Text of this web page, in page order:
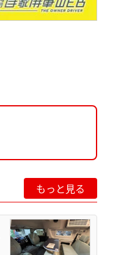
もっと見る